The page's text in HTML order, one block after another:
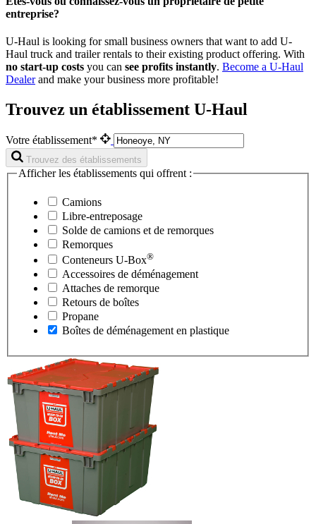
entreprise?
U-Haul is looking for small business owners that want to add U-
Haul truck and trailer rentals to their existing product offering. With
no start-up costs you can see profits instantly. Become a U-Haul
Dealerand make your business more profitable!
Trouvez un établissement U-Haul
Votre établissement*
Trouvez des établissements
Afficher les établissements qui offrent :
Camions
Libre-entreposage
Solde de camions et de remorques
Remorques
Conteneurs U-Box®
Accessoires de déménagement
Attaches de remorque
Retours de boîtes
Propane
Boîtes de déménagement en plastique